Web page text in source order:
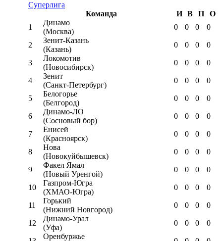
Суперлига
Команда
И В П
О
1
Динамо
(Москва)
0 0 0 0
2
Зенит-Казань
(Казань)
0 0 0 0
3
Локомотив
(Новосибирск)
0 0 0 0
4
Зенит
(Санкт-Петербург)
0 0 0 0
5
Белогорье
(Белгород)
0 0 0 0
6
Динамо-ЛО
(Сосновый бор)
0 0 0 0
7
Енисей
(Красноярск)
0 0 0 0
8
Нова
(Новокуйбышевск)
0 0 0 0
9
Факел Ямал
(Новый Уренгой)
0 0 0 0
10
Газпром-Югра
(ХМАО-Югра)
0 0 0 0
11
Горький
(Нижний Новгород)
0 0 0 0
12
Динамо-Урал
(Уфа)
0 0 0 0
Оренбуржье